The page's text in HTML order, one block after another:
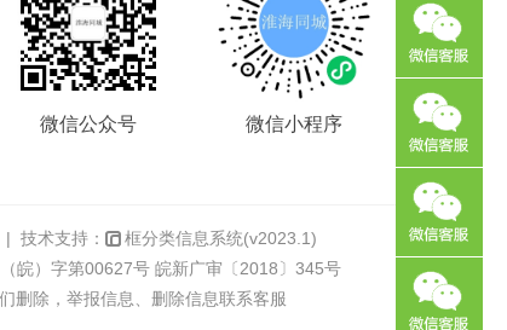
微信公众号 微信小程序
| 技术支持： 框分类信息系统(v2023.1)
皖）字第00627号 皖新广审〔2018〕345号
删除，举报信息、删除信息联系客服